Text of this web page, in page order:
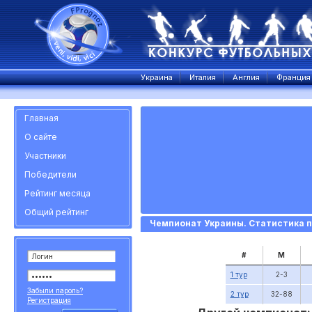
Украина Италия Англия Франция
Главная
О сайте
Участники
Победители
Рейтинг месяца
Общий рейтинг
Забыли пароль?
Регистрация
Чемпионат Украины. Статистика
# М
1 тур 2-3
2 тур 32-88